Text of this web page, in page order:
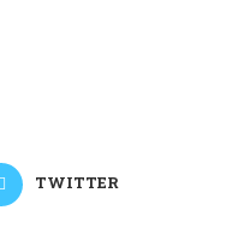
TWITTER